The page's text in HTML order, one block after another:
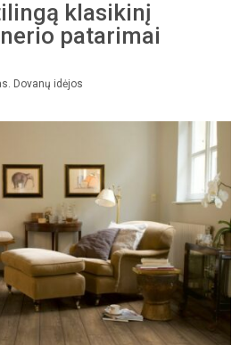
klasikinį
patarimai
Dovanų idėjos